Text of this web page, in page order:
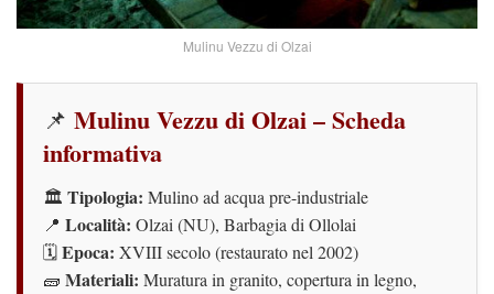
Mulinu Vezzu di Olzai
📌 Mulinu Vezzu di Olzai – Scheda
informativa
🏛️ Tipologia: Mulino ad acqua pre-industriale
📍 Località: Olzai (NU), Barbagia di Ollolai
🗓️Epoca: XVIII secolo (restaurato nel 2002)
🧱 Materiali: Muratura in granito, copertura in legno,